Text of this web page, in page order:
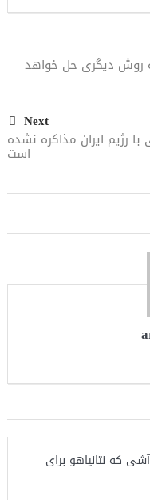
با پهلوی جای نجات
روش دیگری حل خواهد
Next
رژیم ایران مذاکره نشده
است
که نتانیاهو برای